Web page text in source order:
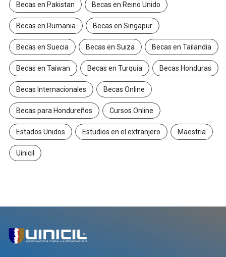
Becas en Pakistan Becas en Reino Unido
Becas en Rumania Becas en Singapur
Becas en Suecia Becas en Suiza Becas en Tailandia
Becas en Taiwan Becas en Turquía Becas Honduras
Becas Internacionales Becas Online
Becas para Hondureños Cursos Online
Estados Unidos Estudios en el extranjero Maestria
Uinicil